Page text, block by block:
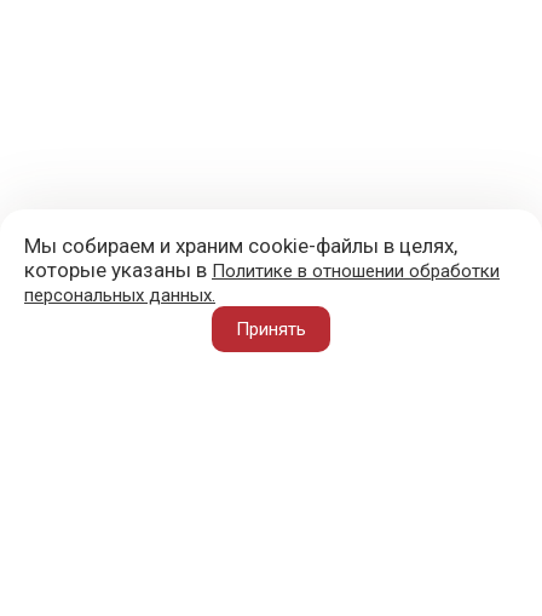
+7 (977) 418-45-00
Мы собираем и храним cookie-файлы в целях,
которые указаны в Политике в отношении обработки
персональных данных.
Принять